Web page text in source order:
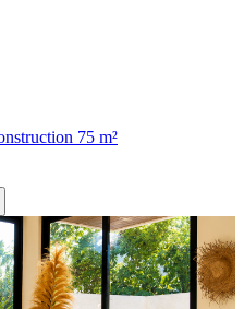
75 m²